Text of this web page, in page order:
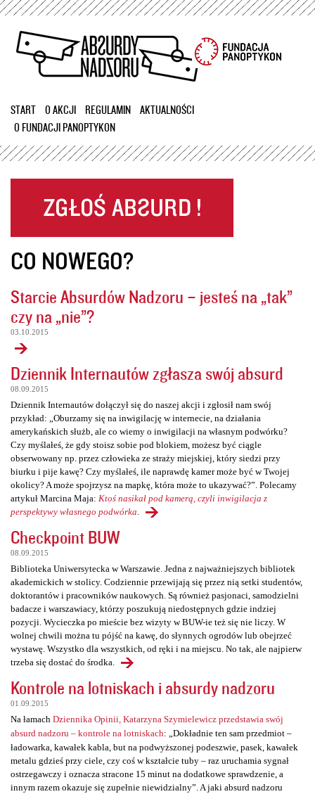
Przejdź
treści
START O AKCJI REGULAMIN
AKTUALNOŚCI
O FUNDACJI PANOPTYKON
CO NOWEGO?
Starcie Absurdów Nadzoru – jesteś na „tak”
czy na „nie”?
03.10.2015
Dziennik Internautów zgłasza swój absurd
08.09.2015
Dziennik Internautów dołączył się do naszej akcji i zgłosił nam swój
przykład: „Oburzamy się na inwigilację w internecie, na działania
amerykańskich służb, ale co wiemy o inwigilacji na własnym podwórku?
Czy myślałeś, że gdy stoisz sobie pod blokiem, możesz być ciągle
obserwowany np. przez człowieka ze straży miejskiej, który siedzi przy
biurku i pije kawę? Czy myślałeś, ile naprawdę kamer może być w Twojej
okolicy? A może spojrzysz na mapkę, która może to ukazywać?”. Polecamy
artykuł Marcina Maja: Ktoś nasikał pod kamerą, czyli inwigilacja z
perspektywy własnego podwórka
Checkpoint BUW
08.09.2015
Biblioteka Uniwersytecka w Warszawie. Jedna z najważniejszych bibliotek
akademickich w stolicy. Codziennie przewijają się przez nią setki studentów,
doktorantów i pracowników naukowych. Są również pasjonaci, samodzielni
badacze i warszawiacy, którzy poszukują niedostępnych gdzie indziej
pozycji. Wycieczka po mieście bez wizyty w BUW-ie też się nie liczy. W
wolnej chwili można tu pójść na kawę, do słynnych ogrodów lub obejrzeć
wystawę. Wszystko dla wszystkich, od ręki i na miejscu. No tak, ale najpierw
trzeba się dostać do środka.
Kontrole na lotniskach i absurdy nadzoru
01.09.2015
Na łamach Dziennika Opinii, Katarzyna Szymielewicz przedstawia swój
absurd nadzoru – kontrole na lotniskach: „Dokładnie ten sam przedmiot –
ładowarka, kawałek kabla, but na podwyższonej podeszwie, pasek, kawałek
metalu gdzieś przy ciele, czy coś w kształcie tuby – raz uruchamia sygnał
ostrzegawczy i oznacza stracone 15 minut na dodatkowe sprawdzenie, a
innym razem okazuje się zupełnie niewidzialny”. A jaki absurd nadzoru